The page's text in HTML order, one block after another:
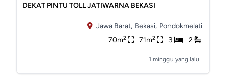
DEKAT PINTU TOLL JATIWARNA BEKASI
Jawa Barat, Bekasi, Pondokmelati
70m2 71m2 3 2
1 minggu yang lalu